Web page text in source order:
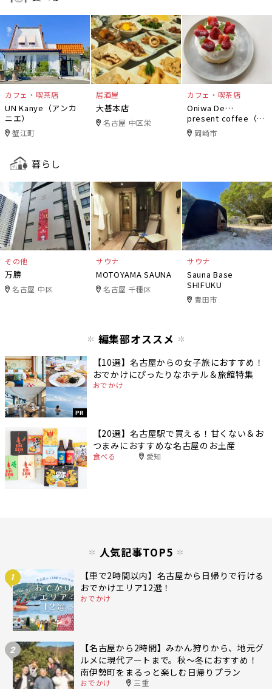
カフェ・喫茶店
UN Kanye（アンカ
ニエ）
蟹江町
居酒屋
大甚本店
名古屋 中区栄
カフェ・喫茶店
Oniwa De…
present coffee（オ
ニワデ）
岡崎市
暮らし
その他
万勝
名古屋 中区
サウナ
MOTOYAMA SAUNA
名古屋 千種区
サウナ
Sauna Base
SHIFUKU
豊田市
編集部オススメ
PR
【10選】名古屋からの女子旅におすすめ！
おでかけにぴったりなホテル＆旅館特集
おでかけ
【20選】名古屋駅で買える！甘くない＆お
つまみにおすすめな名古屋のお土産
食べる 愛知
人気記事TOP5
1
【車で2時間以内】名古屋から日帰りで行ける
おでかけエリア12選！
おでかけ
2
【名古屋から2時間】みかん狩りから、地元グ
ルメに現代アートまで。秋〜冬におすすめ！
南伊勢町をまるっと楽しむ日帰りプラン
おでかけ 三重